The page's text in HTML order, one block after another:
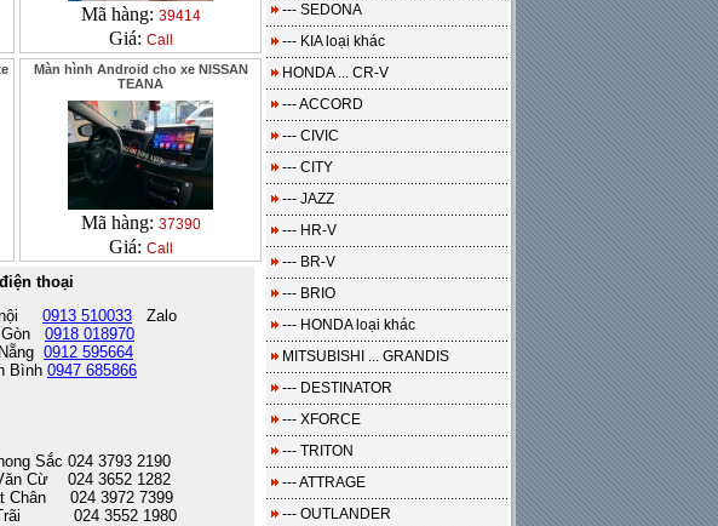
Mã hàng: 39414
Giá: Call
Màn hình Android cho xe NISSAN
TEANA
Mã hàng: 37390
Giá: Call
thoại
nội 0913 510033 Zalo
0918 018970
0912 595664
0947 685866
Sắc 024 3793 2190
Cừ 024 3652 1282
Chân 024 3972 7399
Trãi 024 3552 1980
--- SEDONA
--- KIA loại khác
HONDA ... CR-V
--- ACCORD
--- CIVIC
--- CITY
--- JAZZ
--- HR-V
--- BR-V
--- BRIO
--- HONDA loại khác
MITSUBISHI ... GRANDIS
--- DESTINATOR
--- XFORCE
--- TRITON
--- ATTRAGE
--- OUTLANDER